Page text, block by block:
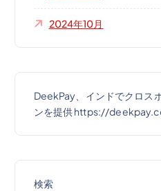
2024年10月
DeekPay、インドでクロス
ンを提供 https://
検索